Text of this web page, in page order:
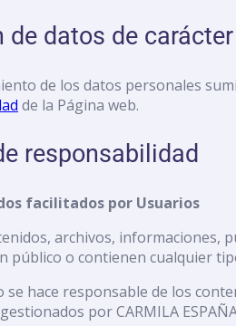
de datos de carácter
de los datos personales
de la Página web.
responsabilidad
facilitados por Usuarios
archivos, informaciones,
público o contienen cualquier
se hace responsable de los
por CARMILA